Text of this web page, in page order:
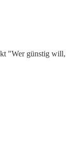
"Wer günstig will,